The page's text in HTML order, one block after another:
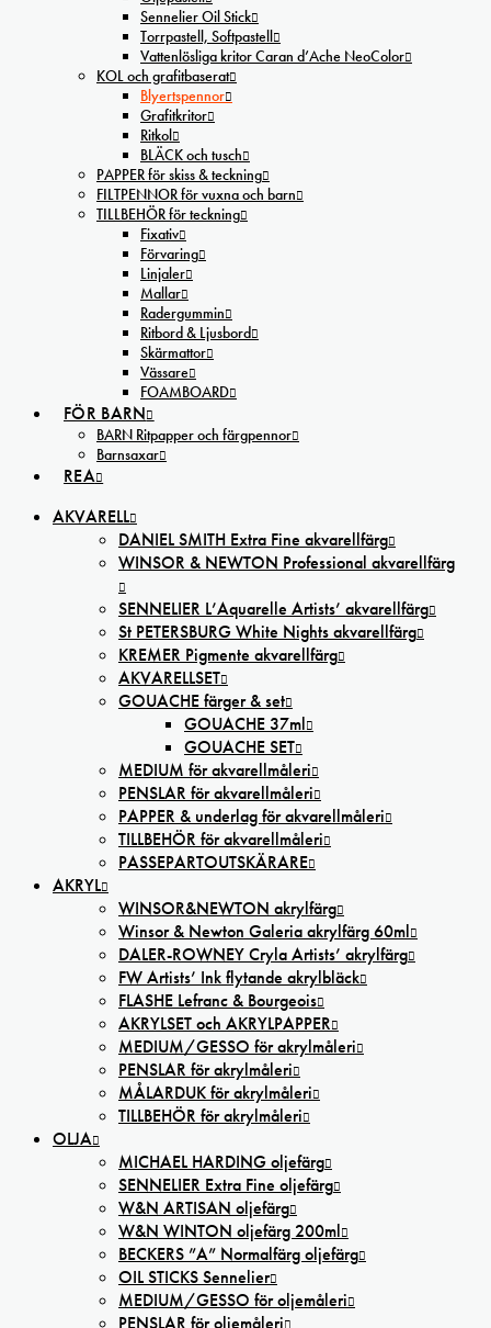
Sennelier Oil Stick
Torrpastell, Softpastell
Vattenlösliga kritor Caran d’Ache NeoColor
KOL och grafitbaserat
Blyertspennor
Grafitkritor
Ritkol
BLÄCK och tusch
PAPPER för skiss & teckning
FILTPENNOR för vuxna och barn
TILLBEHÖR för teckning
Fixativ
Förvaring
Linjaler
Mallar
Radergummin
Ritbord & Ljusbord
Skärmattor
Vässare
FOAMBOARD
FÖR BARN
BARN Ritpapper och färgpennor
Barnsaxar
REA
AKVARELL
DANIEL SMITH Extra Fine akvarellfärg
WINSOR & NEWTON Professional akvarellfärg
SENNELIER L’Aquarelle Artists’ akvarellfärg
St PETERSBURG White Nights akvarellfärg
KREMER Pigmente akvarellfärg
AKVARELLSET
GOUACHE färger & set
GOUACHE 37ml
GOUACHE SET
MEDIUM för akvarellmåleri
PENSLAR för akvarellmåleri
PAPPER & underlag för akvarellmåleri
TILLBEHÖR för akvarellmåleri
PASSEPARTOUTSKÄRARE
AKRYL
WINSOR&NEWTON akrylfärg
Winsor & Newton Galeria akrylfärg 60ml
DALER-ROWNEY Cryla Artists’ akrylfärg
FW Artists’ Ink flytande akrylbläck
FLASHE Lefranc & Bourgeois
AKRYLSET och AKRYLPAPPER
MEDIUM/GESSO för akrylmåleri
PENSLAR för akrylmåleri
MÅLARDUK för akrylmåleri
TILLBEHÖR för akrylmåleri
OLJA
MICHAEL HARDING oljefärg
SENNELIER Extra Fine oljefärg
W&N ARTISAN oljefärg
W&N WINTON oljefärg 200ml
BECKERS ”A” Normalfärg oljefärg
OIL STICKS Sennelier
MEDIUM/GESSO för oljemåleri
PENSLAR för oljemåleri